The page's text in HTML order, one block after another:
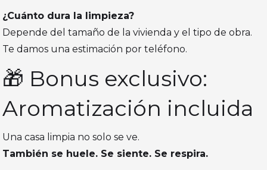
¿Cuánto dura la limpieza?
Depende del tamaño de la vivienda y el tipo de obra.
Te damos una estimación por teléfono.
🎁 Bonus exclusivo:
Aromatización incluida
Una casa limpia no solo se ve.
También se huele. Se siente. Se respira.